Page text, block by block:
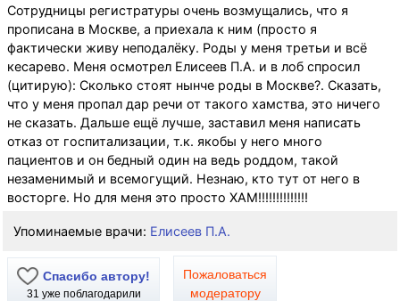
Сотрудницы регистратуры очень возмущались, что я
прописана в Москве, а приехала к ним (просто я
фактически живу неподалёку. Роды у меня третьи и всё
кесарево. Меня осмотрел Елисеев П.А. и в лоб спросил
(цитирую): Сколько стоят нынче роды в Москве?. Сказать,
что у меня пропал дар речи от такого хамства, это ничего
не сказать. Дальше ещё лучше, заставил меня написать
отказ от госпитализации, т.к. якобы у него много
пациентов и он бедный один на ведь роддом, такой
незаменимый и всемогущий. Незнаю, кто тут от него в
восторге. Но для меня это просто ХАМ!!!!!!!!!!!!!!
Упоминаемые врачи: Елисеев П.А.
Спасибо автору!
31 уже поблагодарили
Пожаловаться
модератору